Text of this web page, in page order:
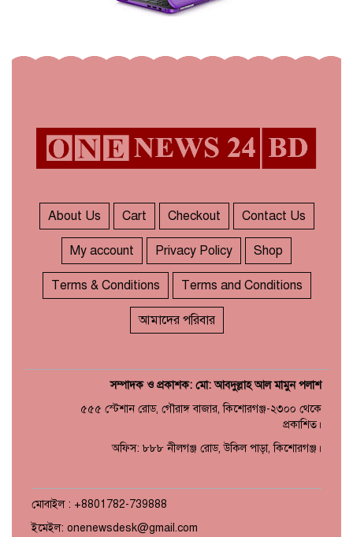
About Us Cart Checkout Contact Us
My account Privacy Policy Shop
Terms & Conditions Terms and Conditions
আমাদের পরিবার
সম্পাদক ও প্রকাশক: মো: আবদুল্লাহ আল মামুন পলাশ
৫৫৫ স্টেশান রোড, গৌরাঙ্গ বাজার, কিশোরগঞ্জ-২৩০০ থেকে
প্রকাশিত।
অফিস: ৮৮৮ নীলগঞ্জ রোড, উকিল পাড়া, কিশোরগঞ্জ।
মোবাইল : +8801782-739888
ইমেইল: onenewsdesk@gmail.com